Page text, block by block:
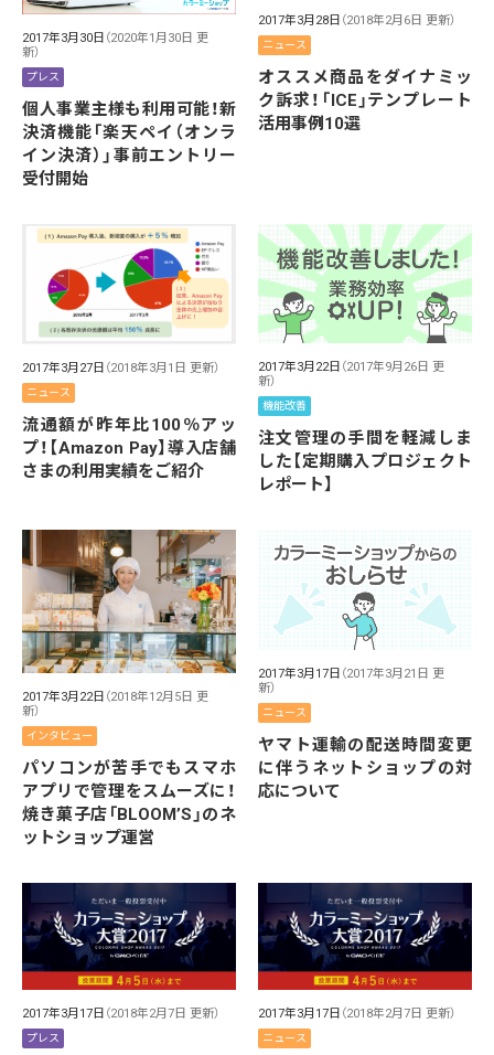
2017年3月30日 （2020年1月30日 更
新）
プレス
個人事業主様も利用可能！新
決済機能「楽天ペイ（オンラ
イン決済）」事前エントリー
受付開始
2017年3月28日 （2018年2月6日 更新）
ニュース
オススメ商品をダイナミッ
ク訴求！「ICE」テンプレート
活用事例10選
2017年3月27日 （2018年3月1日 更新）
ニュース
流通額が昨年比100％アッ
プ！【Amazon Pay】導入店舗
さまの利用実績をご紹介
2017年3月22日 （2017年9月26日 更
新）
機能改善
注文管理の手間を軽減しま
した【定期購入プロジェクト
レポート】
2017年3月22日 （2018年12月5日 更
新）
インタビュー
パソコンが苦手でもスマホ
アプリで管理をスムーズに！
焼き菓子店「BLOOM’S」のネ
ットショップ運営
2017年3月17日 （2017年3月21日 更
新）
ニュース
ヤマト運輸の配送時間変更
に伴うネットショップの対
応について
2017年3月17日 （2018年2月7日 更新）
プレス
2017年3月17日 （2018年2月7日 更新）
ニュース